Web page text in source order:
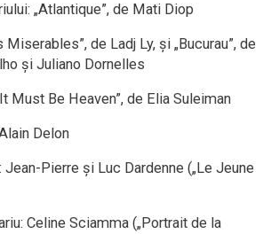
„Atlantique”, de Mati Diop
Miserables”, de Ladj Ly, şi „Bucurau”, de
şi Juliano Dornelles
Must Be Heaven”, de Elia Suleiman
Delon
Jean-Pierre şi Luc Dardenne („Le Jeune
Celine Sciamma („Portrait de la